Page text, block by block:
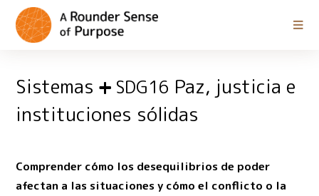
Sistemas SDG16 Paz, justicia e
instituciones sólidas
Comprender cómo los desequilibrios de poder
afectan a las situaciones y cómo el conflicto o la